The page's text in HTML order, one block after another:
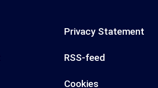
Privacy Statement
RSS-feed
Cookies